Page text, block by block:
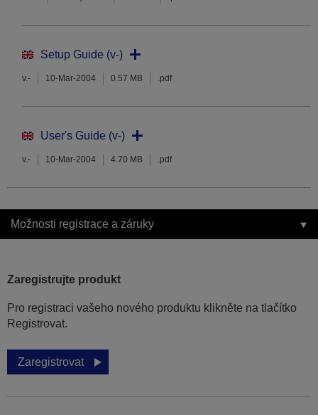
Setup Guide (v-)
v.- 10-Mar-2004 0.57 MB .pdf
User's Guide (v-)
v.- 10-Mar-2004 4.70 MB .pdf
Možnosti registrace a záruky
Zaregistrujte produkt
Pro registraci vašeho nového produktu klikněte na tlačítko
Registrovat.
Zaregistrovat